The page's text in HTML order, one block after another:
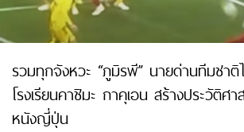
รวมทุกจังหวะ “ภูมิรพี” นายด่านทีมชา
โรงเรียนคาชิมะ กาคุเอน สร้างประวัติศา
หนังญี่ปุ่น